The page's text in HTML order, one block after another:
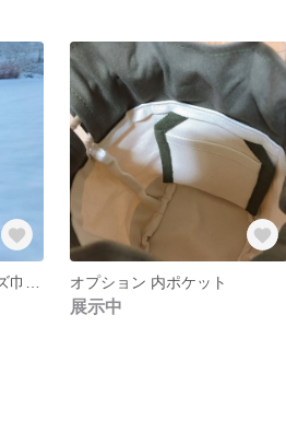
オプション 内ポケット
展示中